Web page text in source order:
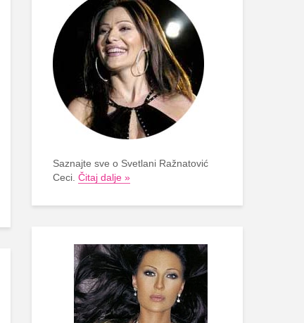
Saznajte sve o Svetlani Ražnatović
Ceci. Čitaj dalje »